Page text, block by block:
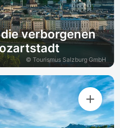
© Tourismus Salzburg GmbH
verborgenen